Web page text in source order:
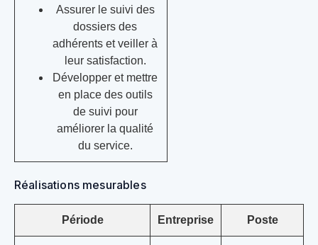
Assurer le suivi des
dossiers des
adhérents et veiller à
leur satisfaction.
Développer et mettre
en place des outils
de suivi pour
améliorer la qualité
du service.
Réalisations mesurables
Période Entreprise Poste